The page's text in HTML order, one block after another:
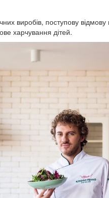
виробів, поступову відмову
харчування дітей.